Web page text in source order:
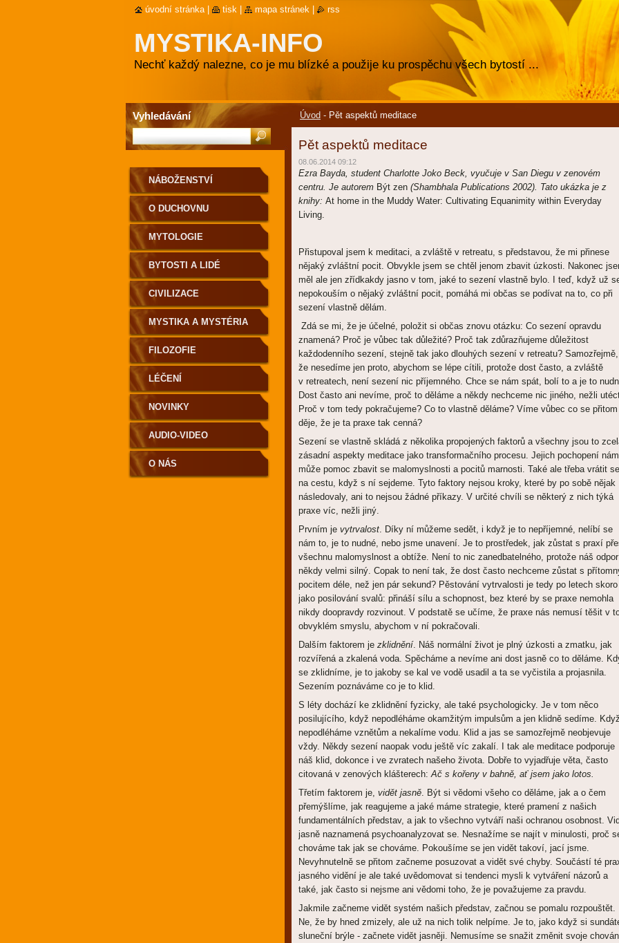
MYSTIKA-INFO
Nechť každý nalezne, co je mu blízké a použije ku prospěchu všech bytostí ...
Úvod - Pět aspektů meditace
Pět aspektů meditace
08.06.2014 09:12
Ezra Bayda, student Charlotte Joko Beck, vyučuje v San Diegu v zenovém
centru. Je autorem Být zen (Shambhala Publications 2002). Tato ukázka je z
knihy: At home in the Muddy Water: Cultivating Equanimity within Everyday
Living.
Přistupoval jsem k meditaci, a zvláště v retreatu, s představou, že mi přinese
nějaký zvláštní pocit. Obvykle jsem se chtěl jenom zbavit úzkosti. Nakonec
měl ale jen zřídkakdy jasno v tom, jaké to sezení vlastně bylo. I teď, když už
nepokouším o nějaký zvláštní pocit, pomáhá mi občas se podívat na to, co při
sezení vlastně dělám.
Zdá se mi, že je účelné, položit si občas znovu otázku: Co sezení opravdu
znamená? Proč je vůbec tak důležité? Proč tak zdůrazňujeme důležitost
každodenního sezení, stejně tak jako dlouhých sezení v retreatu? Samozřejmě,
že nesedíme jen proto, abychom se lépe cítili, protože dost často, a zvláště
v retreatech, není sezení nic příjemného. Chce se nám spát, bolí to a je to
Dost často ani nevíme, proč to děláme a někdy nechceme nic jiného, nežli
Proč v tom tedy pokračujeme? Co to vlastně děláme? Víme vůbec co se přitom
děje, že je ta praxe tak cenná?
Sezení se vlastně skládá z několika propojených faktorů a všechny jsou to
zásadní aspekty meditace jako transformačního procesu. Jejich pochopení nám
může pomoc zbavit se malomyslnosti a pocitů marnosti. Také ale třeba vrátit se
na cestu, když s ní sejdeme. Tyto faktory nejsou kroky, které by po sobě nějak
následovaly, ani to nejsou žádné příkazy. V určité chvíli se některý z nich týká
praxe víc, nežli jiný.
Prvním je vytrvalost. Díky ní můžeme sedět, i když je to nepříjemné, nelíbí se
nám to, je to nudné, nebo jsme unavení. Je to prostředek, jak zůstat s praxí
všechnu malomyslnost a obtíže. Není to nic zanedbatelného, protože náš
někdy velmi silný. Copak to není tak, že dost často nechceme zůstat s
pocitem déle, než jen pár sekund? Pěstování vytrvalosti je tedy po letech skoro
jako posilování svalů: přináší sílu a schopnost, bez které by se praxe nemohla
nikdy doopravdy rozvinout. V podstatě se učíme, že praxe nás nemusí těšit v
obvyklém smyslu, abychom v ní pokračovali.
Dalším faktorem je zklidnění. Náš normální život je plný úzkosti a zmatku, jak
rozvířená a zkalená voda. Spěcháme a nevíme ani dost jasně co to děláme.
se zklidníme, je to jakoby se kal ve vodě usadil a ta se vyčistila a projasnila.
Sezením poznáváme co je to klid.
S léty dochází ke zklidnění fyzicky, ale také psychologicky. Je v tom něco
posilujícího, když nepodléháme okamžitým impulsům a jen klidně sedíme. Když
nepodléháme vznětům a nekalíme vodu. Klid a jas se samozřejmě neobjevuje
vždy. Někdy sezení naopak vodu ještě víc zakalí. I tak ale meditace podporuje
náš klid, dokonce i ve zvratech našeho života. Dobře to vyjadřuje věta, často
citovaná v zenových klášterech:Ač s kořeny v bahně, ať jsem jako lotos.
Třetím faktorem je, vidět jasně. Být si vědomi všeho co děláme, jak a o čem
přemýšlíme, jak reagujeme a jaké máme strategie, které pramení z našich
fundamentálních představ, a jak to všechno vytváří naši ochranou osobnost.
jasně naznamená psychoanalyzovat se. Nesnažíme se najít v minulosti, proč
chováme tak jak se chováme. Pokoušíme se jen vidět takoví, jací jsme.
Nevyhnutelně se přitom začneme posuzovat a vidět své chyby. Součástí té
jasného vidění je ale také uvědomovat si tendenci mysli k vytváření názorů a
také, jak často si nejsme ani vědomi toho, že je považujeme za pravdu.
Jakmile začneme vidět systém našich představ, začnou se pomalu rozpouštět.
Ne, že by hned zmizely, ale už na nich tolik nelpíme. Je to, jako když si
sluneční brýle - začnete vidět jasněji. Nemusíme se snažit změnit svoje
NÁBOŽENSTVÍ
O DUCHOVNU
MYTOLOGIE
BYTOSTI A LIDÉ
CIVILIZACE
MYSTIKA A MYSTÉRIA
FILOZOFIE
LÉČENÍ
NOVINKY
AUDIO-VIDEO
O NÁS
Vyhledávání
úvodní stránka tisk mapa stránek rss